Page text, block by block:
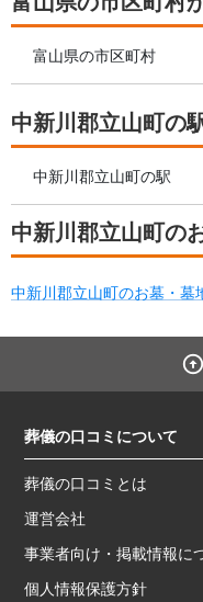
富山県の市区町村
中新川郡立山町の
中新川郡立山町の駅
中新川郡立山町の
中新川郡立山町のお墓・墓
葬儀の口コミについて
葬儀の口コミとは
運営会社
事業者向け・掲載情報に
個人情報保護方針